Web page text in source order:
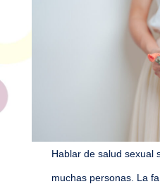
Hablar de salud sexual
muchas personas. La